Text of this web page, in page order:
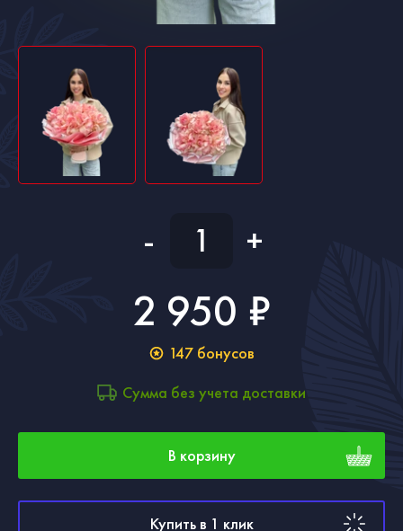
- +
2 950 ₽
147 бонусов
Сумма без учета доставки
В корзину
Купить в 1 клик